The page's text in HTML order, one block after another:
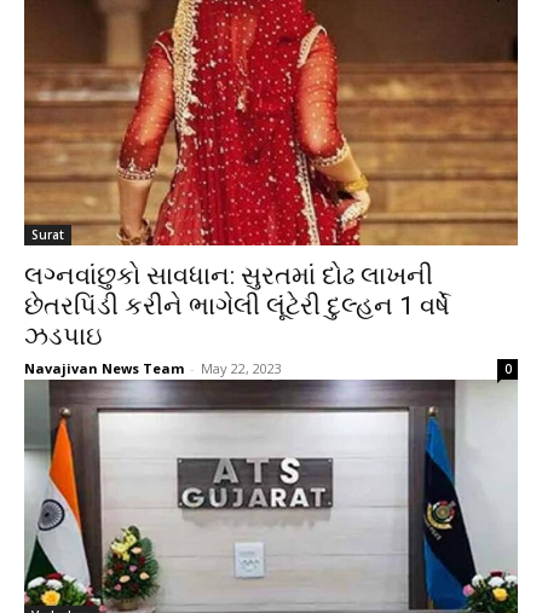
Surat
લગ્નવાંછુકો સાવધાન: સુરતમાં દોઢ લાખની
છેતરપિંડી કરીને ભાગેલી લૂંટેરી દુલ્હન 1 વર્ષે
ઝડપાઇ
Navajivan News Team - May 22, 2023 0